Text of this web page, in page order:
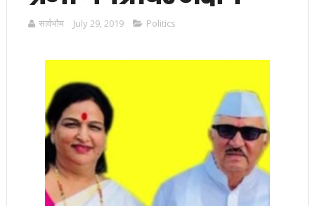
सार्वभाैम July 29, 2019 Politics